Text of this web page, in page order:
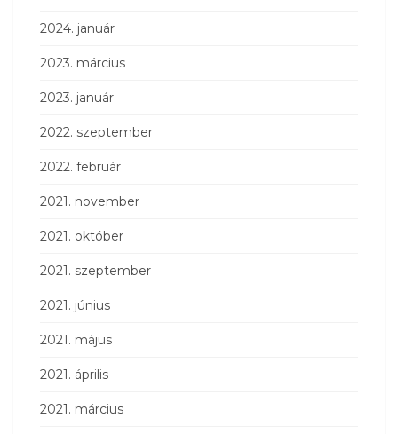
2024. január
2023. március
2023. január
2022. szeptember
2022. február
2021. november
2021. október
2021. szeptember
2021. június
2021. május
2021. április
2021. március